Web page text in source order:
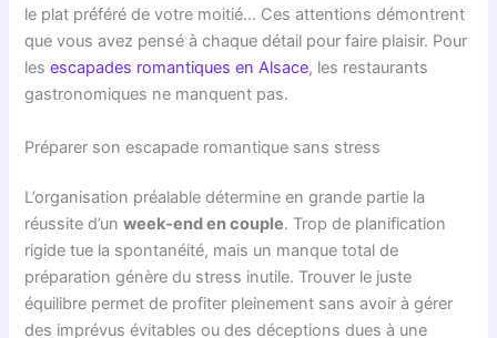
le plat préféré de votre moitié… Ces attentions démontrent
que vous avez pensé à chaque détail pour faire plaisir. Pour
lesescapades romantiques en Alsace, les restaurants
gastronomiques ne manquent pas.
Préparer son escapade romantique sans stress
L’organisation préalable détermine en grande partie la
réussite d’unweek-end en couple. Trop de planification
rigide tue la spontanéité, mais un manque total de
préparation génère du stress inutile. Trouver le juste
équilibre permet de profiter pleinement sans avoir à gérer
des imprévus évitables ou des déceptions dues à une